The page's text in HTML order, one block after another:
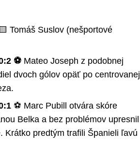
Tomáš Suslov (nešportové
⚽ Mateo Joseph z podobnej
dvoch gólov opäť po centrovanej
⚽ Marc Pubill otvára skóre
Belka a bez problémov upresnil
Krátko predtým trafili Španieli ľavú